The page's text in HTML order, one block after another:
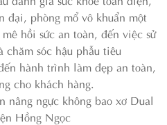
đại, phòng mổ vô khuẩn một
hồi sức an toàn, đến việc sử
sóc hậu phẫu tiêu
hành trình làm đẹp an toàn,
cho khách hàng.
nâng ngực không bao xơ Dual
Hồng Ngọc